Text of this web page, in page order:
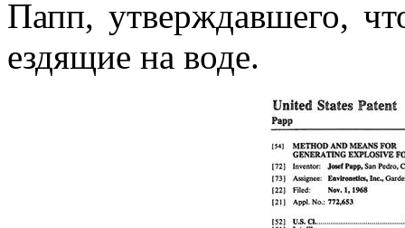
Папп, утверждавшего,
ездящие на воде.